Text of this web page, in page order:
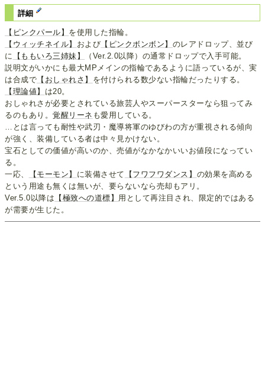
詳細
【ピンクパール】 を使用した指輪。
【ウィッチネイル】 および 【ピンクボンボン】 のレアドロップ、並び
に
【ももいろ三姉妹】
（Ver.2.0以降）の通常ドロップで入手可能。
説明文がいかにも最大MPメインの指輪であるように語っているが、実
は合成で 【おしゃれさ】 を付けられる数少ない指輪だったりする。
【理論値】 は20。
おしゃれさが必要とされている旅芸人やスーパースターなら狙ってみ
るのもあり。覚醒リーネ も愛用している。
…とは言っても耐性や武刃・魔導将軍のゆびわの方が重視される傾向
が強く、装備している者は中々見かけない。
宝石としての価値が高いのか、売値がなかなかいいお値段になってい
る。
一応、
【モーモン】 に装備させて 【フワフワダンス】 の効果を高める
という用途も無くは無いが、要らないなら売却もアリ。
Ver.5.0以降は 【極致への道標】 用として再注目され、限定的ではある
が需要が生じた。